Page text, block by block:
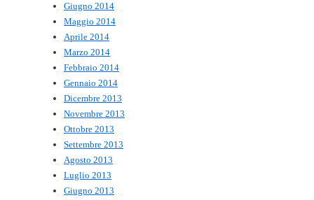
Giugno 2014
Maggio 2014
Aprile 2014
Marzo 2014
Febbraio 2014
Gennaio 2014
Dicembre 2013
Novembre 2013
Ottobre 2013
Settembre 2013
Agosto 2013
Luglio 2013
Giugno 2013